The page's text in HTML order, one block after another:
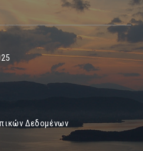
Δεδομένων